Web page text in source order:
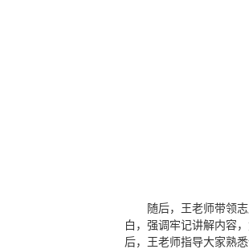
随后，王老师带领
白，强调牢记讲解内容
后，王老师指导大家熟